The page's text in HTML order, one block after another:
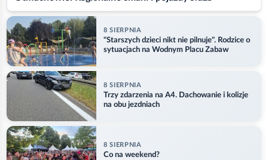
8 SIERPNIA
"Starszych dzieci nikt nie pilnuje". Rodzice o
sytuacjach na Wodnym Placu Zabaw
8 SIERPNIA
Trzy zdarzenia na A4. Dachowanie i kolizje
na obu jezdniach
8 SIERPNIA
Co na weekend?